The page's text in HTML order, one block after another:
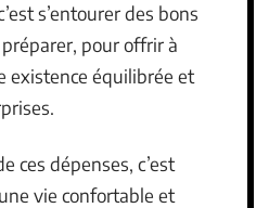
s’entourer des bons
pour offrir à
existence équilibrée et
ces dépenses, c’est
vie confortable et